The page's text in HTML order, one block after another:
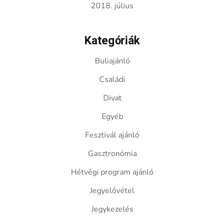
2018. július
Kategóriák
Buliajánló
Családi
Divat
Egyéb
Fesztivál ajánló
Gasztronómia
Hétvégi program ajánló
Jegyelővétel
Jegykezelés